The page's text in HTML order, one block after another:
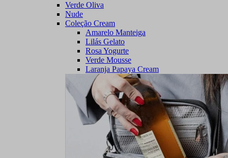
Verde Oliva
Nude
Coleção Cream
Amarelo Manteiga
Lilás Gelato
Rosa Yogurte
Verde Mousse
Laranja Papaya Cream